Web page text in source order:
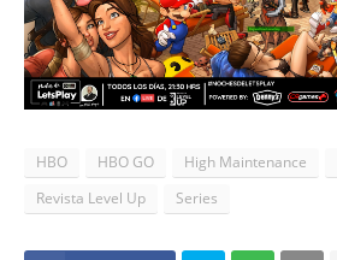
HBO HBO GO High Maintenance
Revista Level Up
Series